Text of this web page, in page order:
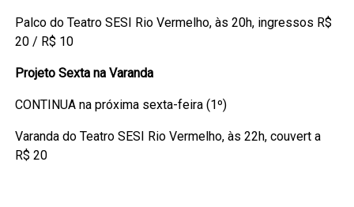
Palco do Teatro SESI Rio Vermelho, às 20h, ingressos R$
20 / R$ 10
Projeto Sexta na Varanda
CONTINUA na próxima sexta-feira (1º)
Varanda do Teatro SESI Rio Vermelho, às 22h, couvert a
R$ 20